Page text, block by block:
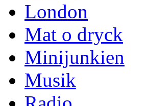
London
Mat o dryck
Minijunkien
Musik